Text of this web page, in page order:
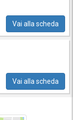
Vai alla scheda
Vai alla scheda